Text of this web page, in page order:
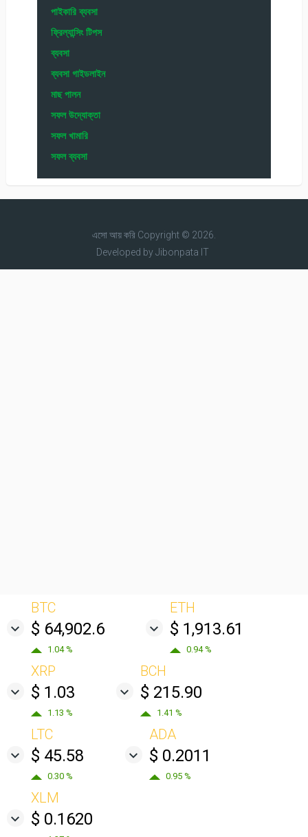
পাইকারি ব্যবসা
ফ্রিল্যান্সিং টিপস
ব্যবসা
ব্যবসা গাইডলাইন
মাছ পালন
সফল উদ্যোক্তা
সফল খামারি
সফল ব্যবসা
এসো আয় করিCopyright © 2026.
Developed byJibonpata IT
BTC
$ 64,902.6
1.04 %
ETH
$ 1,913.61
0.94 %
XRP
$ 1.03
1.13 %
BCH
$ 215.90
1.41 %
LTC
$ 45.58
0.30 %
ADA
$ 0.2011
0.95 %
XLM
$ 0.1620